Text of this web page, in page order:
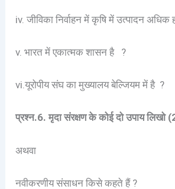
iv. जीविका निर्वाहन में कृषि में उत्पादन अधिक
v. भारत में एकात्मक शासन है ?
vi.यूरोपीय संघ का मुख्यालय बेल्जियम में है ?
प्रश्न.6. मृदा संरक्षण के कोई दो उपाय लिखो
अथवा
नवीकरणीय संसाधन किसे कहते हैं ?